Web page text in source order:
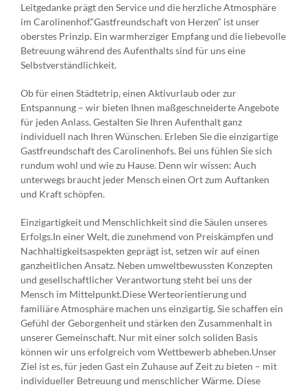
Leitgedanke prägt den Service und die herzliche Atmosphäre
im Carolinenhof.“Gastfreundschaft von Herzen“ ist unser
oberstes Prinzip. Ein warmherziger Empfang und die liebevolle
Betreuung während des Aufenthalts sind für uns eine
Selbstverständlichkeit.
Ob für einen Städtetrip, einen Aktivurlaub oder zur
Entspannung – wir bieten Ihnen maßgeschneiderte Angebote
für jeden Anlass. Gestalten Sie Ihren Aufenthalt ganz
individuell nach Ihren Wünschen. Erleben Sie die einzigartige
Gastfreundschaft des Carolinenhofs. Bei uns fühlen Sie sich
rundum wohl und wie zu Hause. Denn wir wissen: Auch
unterwegs braucht jeder Mensch einen Ort zum Auftanken
und Kraft schöpfen.
Einzigartigkeit und Menschlichkeit sind die Säulen unseres
Erfolgs.In einer Welt, die zunehmend von Preiskämpfen und
Nachhaltigkeitsaspekten geprägt ist, setzen wir auf einen
ganzheitlichen Ansatz. Neben umweltbewussten Konzepten
und gesellschaftlicher Verantwortung steht bei uns der
Mensch im Mittelpunkt.Diese Werteorientierung und
familiäre Atmosphäre machen uns einzigartig. Sie schaffen ein
Gefühl der Geborgenheit und stärken den Zusammenhalt in
unserer Gemeinschaft. Nur mit einer solch soliden Basis
können wir uns erfolgreich vom Wettbewerb abheben.Unser
Ziel ist es, für jeden Gast ein Zuhause auf Zeit zu bieten – mit
individueller Betreuung und menschlicher Wärme. Diese